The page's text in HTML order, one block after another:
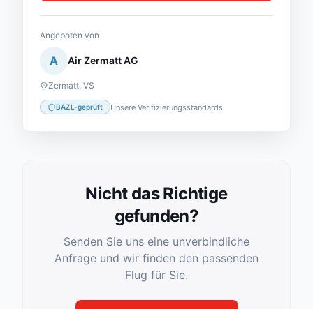
Angeboten von
A Air Zermatt AG
Zermatt, VS
BAZL-geprüft Unsere Verifizierungsstandards
Nicht das Richtige
gefunden?
Senden Sie uns eine unverbindliche
Anfrage und wir finden den passenden
Flug für Sie.